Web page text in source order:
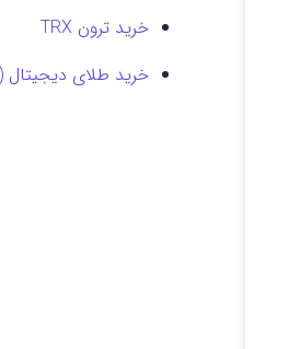
خرید ترون TRX
خرید طلای دیجیتال (XAUT)